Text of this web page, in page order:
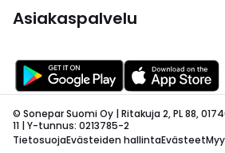
Asiakaspalvelu
© Sonepar Suomi Oy | Ritakuja 2, PL 88,
11 | Y-tunnus: 0213785-2
TietosuojaEvästeiden hallintaEvästeet